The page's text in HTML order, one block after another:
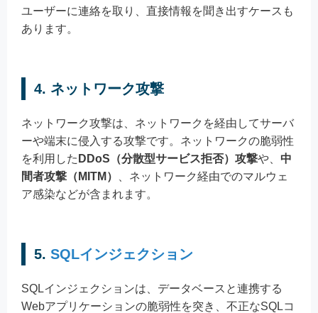
ユーザーに連絡を取り、直接情報を聞き出すケースも
あります。
4. ネットワーク攻撃
ネットワーク攻撃は、ネットワークを経由してサーバ
ーや端末に侵入する攻撃です。ネットワークの脆弱性
を利用した DDoS（分散型サービス拒否）攻撃や、 中
間者攻撃（MITM）
、ネットワーク経由でのマルウェ
ア感染などが含まれます。
5. SQLインジェクション
SQLインジェクションは、データベースと連携する
Webアプリケーションの脆弱性を突き、不正なSQLコ